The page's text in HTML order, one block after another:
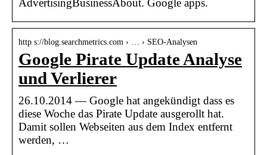
AdvertisingBusinessAbout. Google apps.
http s://blog.searchmetrics.com › … › SEO-Analysen
Google Pirate Update Analyse
und Verlierer
26.10.2014 — Google hat angekündigt dass es
diese Woche das Pirate Update ausgerollt hat.
Damit sollen Webseiten aus dem Index entfernt
werden, …